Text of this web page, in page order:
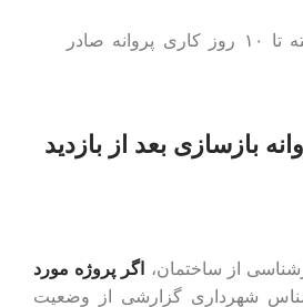
معمولا پس از یک هفته تا ۱۰ روز کاری پروانه صادر
بازسازی بعد از بازدید
از ساختمان،
اگر پروژه مورد
شهرداری گزارشی از وضعیت